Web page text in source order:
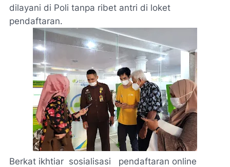
dilayani di Poli tanpa ribet antri di loket
pendaftaran.
Berkat ikhtiar sosialisasi pendaftaran online